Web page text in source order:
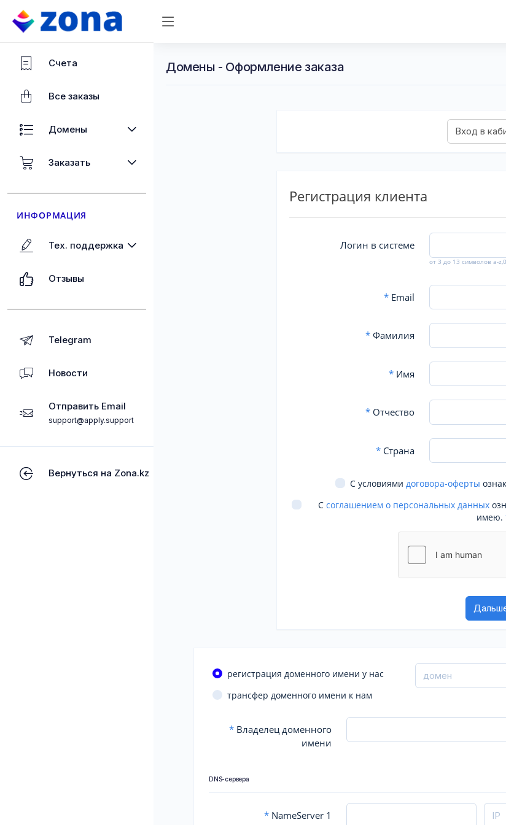
Счета
Все заказы
Домены
Заказать
ИНФОРМАЦИЯ
Тех. поддержка
Отзывы
Telegram
Новости
Отправить Email
support@apply.support
Вернуться на Zona.kz
Домены - Оформление заказа
Регистрация клиента
Логин в системе
от 3 до 13 символов a-
*Email
*Фамилия
*Имя
*Отчество
*Страна
С условиями договора-оферты
С соглашением о персональных данных
имею.
регистрация доменного имени у нас
трансфер доменного имени к нам
* Владелец доменного
имени
DNS-сервера
* NameServer 1